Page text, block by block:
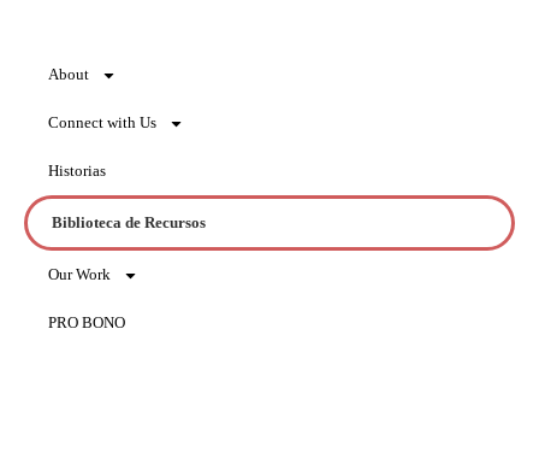
About
Connect with Us
Historias
Biblioteca de Recursos
Our Work
PRO BONO